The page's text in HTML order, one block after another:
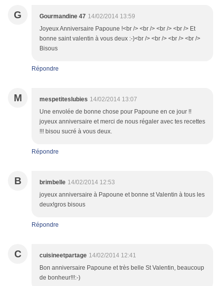
G Gourmandine 47 14/02/2014 13:59
Joyeux Anniversaire Papoune !<br /> <br /> <br /> <br /> Et
bonne saint valentin à vous deux :-)<br /> <br /> <br /> <br />
Bisous
Répondre
M mespetiteslubies 14/02/2014 13:07
Une envolée de bonne chose pour Papoune en ce jour !!
joyeux anniversaire et merci de nous régaler avec tes recettes
!!! bisou sucré à vous deux.
Répondre
B brimbelle 14/02/2014 12:53
joyeux anniversaire à Papoune et bonne st Valentin à tous les
deux!gros bisous
Répondre
C cuisineetpartage 14/02/2014 12:41
Bon anniversaire Papoune et très belle St Valentin, beaucoup
de bonheur!!!:-)